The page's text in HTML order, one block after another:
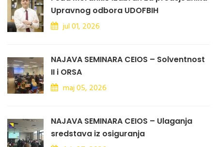
Upravnog odbora UDOFBIH
jul 01, 2026
NAJAVA SEMINARA CEIOS – Solventnost
II i ORSA
maj 05, 2026
NAJAVA SEMINARA CEIOS – Ulaganja
sredstava iz osiguranja